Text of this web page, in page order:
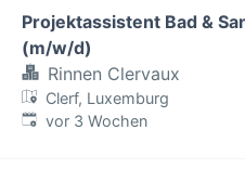
Projektassistent Bad &
(m/w/d)
Rinnen Clervaux
Clerf, Luxemburg
Veröffentlicht:
vor 3 Wochen